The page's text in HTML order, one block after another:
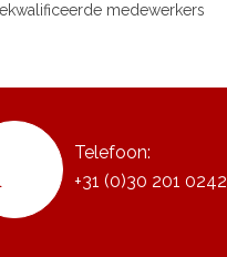
medewerkers
Telefoon:
+31 (0)30 201 0242